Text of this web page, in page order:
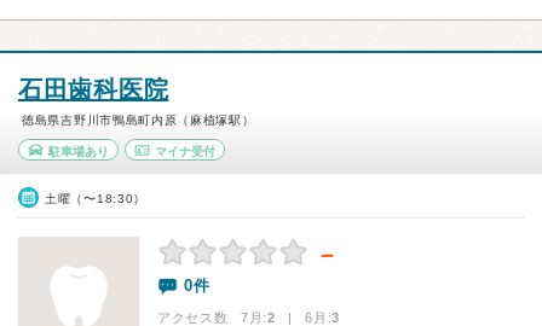
石田歯科医院
徳島県吉野川市鴨島町内原（麻植塚駅）
駐車場あり マイナ受付
土曜（〜18:30）
－
0件
アクセス数 7月:2 | 6月:3